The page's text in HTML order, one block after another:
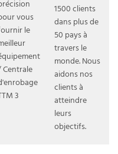
1500 clients
dans plus de
50 pays à
travers le
monde. Nous
aidons nos
clients à
atteindre
leurs
objectifs.